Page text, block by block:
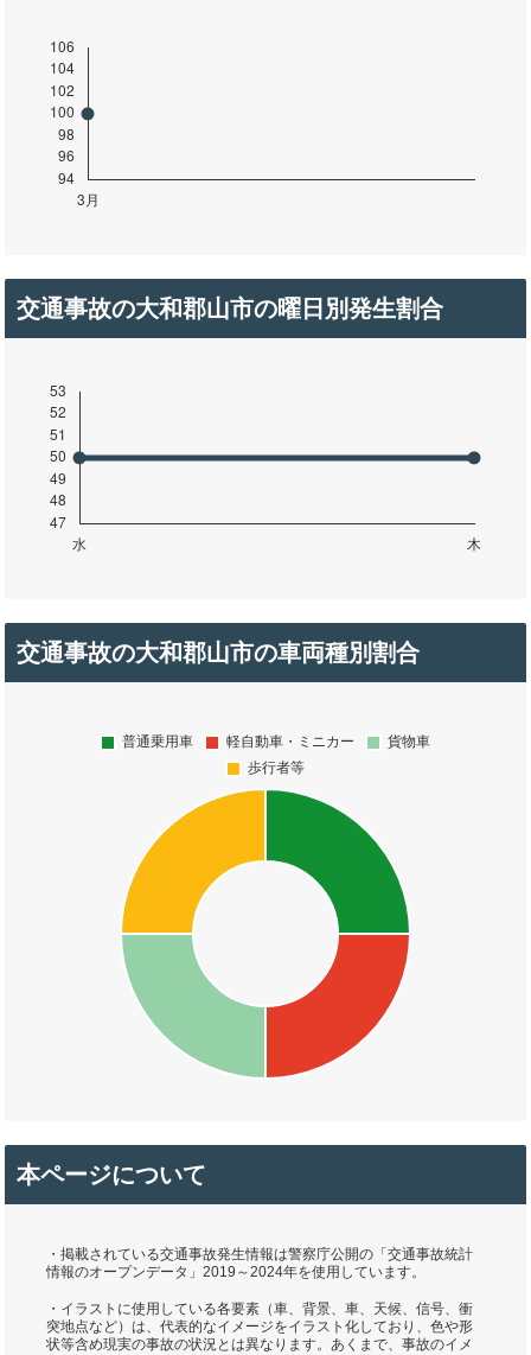
交通事故の大和郡山市の曜日別発生割合
交通事故の大和郡山市の車両種別割合
本ページについて
・掲載されている交通事故発生情報は警察庁公開の「交通事故統計
情報のオープンデータ」2019～2024年を使用しています。
・イラストに使用している各要素（車、背景、車、天候、信号、衝
突地点など）は、代表的なイメージをイラスト化しており、色や形
状等含め現実の事故の状況とは異なります。あくまで、事故のイメ